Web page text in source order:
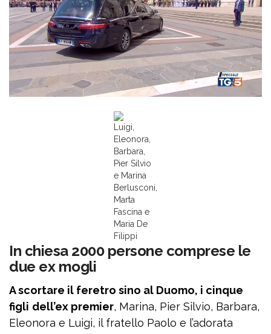
Luigi,
Eleonora,
Barbara,
Pier Silvio
e Marina
Berlusconi,
Marta
Fascina e
Maria De
Filippi
In chiesa 2000 persone comprese le
due ex mogli
A scortare il feretro sino al Duomo, i cinque
figli dell’ex premier, Marina, Pier Silvio, Barbara,
Eleonora e Luigi, il fratello Paolo e l’adorata